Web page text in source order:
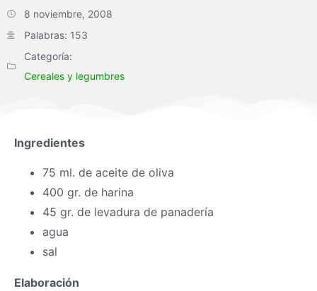
8 noviembre, 2008
Palabras: 153
Categoría:
Cereales y legumbres
Ingredientes
75 ml. de aceite de oliva
400 gr. de harina
45 gr. de levadura de panadería
agua
sal
Elaboración